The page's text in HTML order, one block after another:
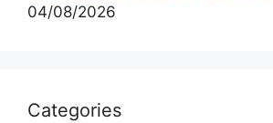
04/08/2026
Categories